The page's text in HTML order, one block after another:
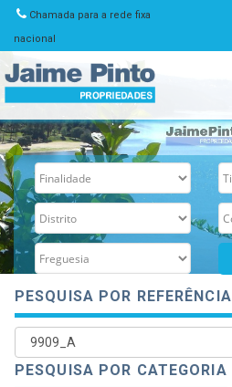
Chamada para a rede fixa
nacional
PESQUISA POR REFERÊNCIA
PESQUISA POR CATEGORIA